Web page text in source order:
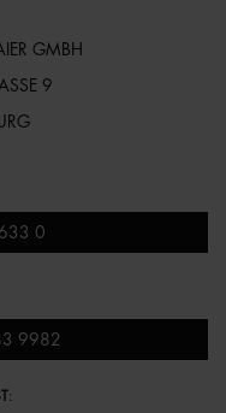
GMBH
9
0
9982
: